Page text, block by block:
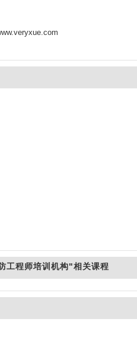
工程师培训机构"相关课程